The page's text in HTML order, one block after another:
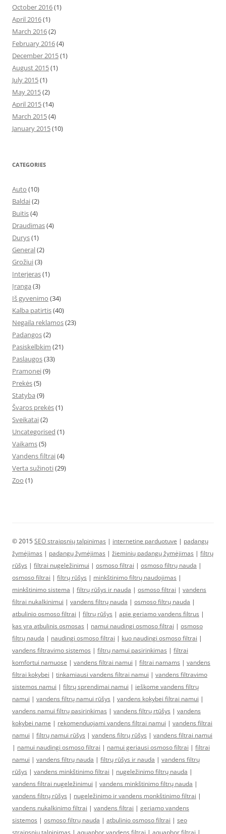
October 2016(1)
April 2016(1)
March 2016(2)
February 2016(4)
December 2015(1)
August 2015(1)
July 2015(1)
May 2015(2)
April 2015(14)
March 2015(4)
January 2015(10)
CATEGORIES
Auto (10)
Baldai(2)
Buitis(4)
Draudimas(4)
Durys(1)
General(2)
Grožiui(3)
Interjeras(1)
Įranga (3)
Iš gyvenimo (34)
Kalba patirtis(40)
Negaila reklamos(23)
Padangos(2)
Pasiskelbkim (21)
Paslaugos(33)
Pramonei(9)
Prekės(5)
Statyba (9)
Švaros prekės(1)
Sveikatai(2)
Uncategorised (1)
Vaikams(5)
Vandens filtrai(4)
Verta sužinoti(29)
Zoo (1)
© 2015SEO straipsnių talpinimas | internetine parduotuve | padangų
žymėjimas | padangų žymėjimas | žieminių padangų žymėjimas | filtrų
rūšys | filtrai nugeležinimui | osmoso filtrai | osmoso filtrų nauda |
osmoso filtrai | filtrų rūšys | minkštinimo filtrų naudojimas |
minkštinimo sistema | filtrų rūšys ir nauda | osmoso filtrai | vandens
filtrai nukalkinimui | vandens filtrų nauda | osmoso filtrų nauda |
atbulinio osmoso filtrai | filtrų rūšys | apie geriamo vandens filtrus |
kas yra atbulinis osmosas | namui naudingi osmoso filtrai | osmoso
filtrų nauda | naudingi osmoso filtrai | kuo naudingi osmoso filtrai |
vandens filtravimo sistemos | filtrų namui pasirinkimas | filtrai
komfortui namuose | vandens filtrai namui | filtrai namams | vandens
filtrai kokybei | tinkamiausi vandens filtrai namui | vandens filtravimo
sistemos namui | filtrų sprendimai namui | ieškome vandens filtrų
namui | vandens filtrų namui rūšys | vandens kokybei filtrai namui |
vandens namui filtrų pasirinkimas | vandens filtrų rtūšys | vandens
kokybei name | rekomenduojami vandens filtrai namui | vandens filtrai
namui | filtrų namui rūšys | vandens filtrų rūšys | vandens filtrai namui
| namui naudingi osmoso filtrai | namui geriausi osmoso filtrai | filtrai
namui | vandens filtrų nauda | filtrų rūšys ir nauda | vandens filtrų
rūšys | vandens minkštinimo filtrai | nugeležinimo filtrų nauda |
vandens filtrai nugeležinimui | vandens minkštinimo filtrų nauda |
vandens filtrų rūšys | nugeležinimo ir vandens monkštinimo filtrai |
vandens nukalkinimo filtrai | vandens filtrai | geriamo vandens
sistemos | osmoso filtrų nauda | atbulinio osmoso filtrai | seo
straipsniu talpinimas | aquaphor vandens filtrai | aquaphor filtrai |